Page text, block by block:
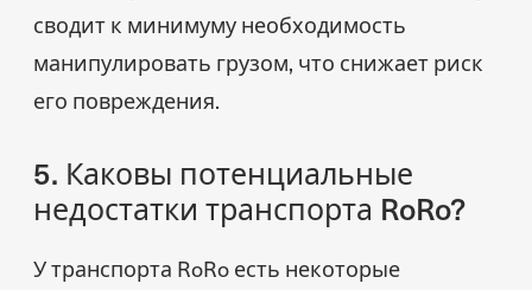
сводит к минимуму необходимость
манипулировать грузом, что снижает риск
его повреждения.
5. Каковы потенциальные
недостатки транспорта RoRo?
У транспорта RoRo есть некоторые